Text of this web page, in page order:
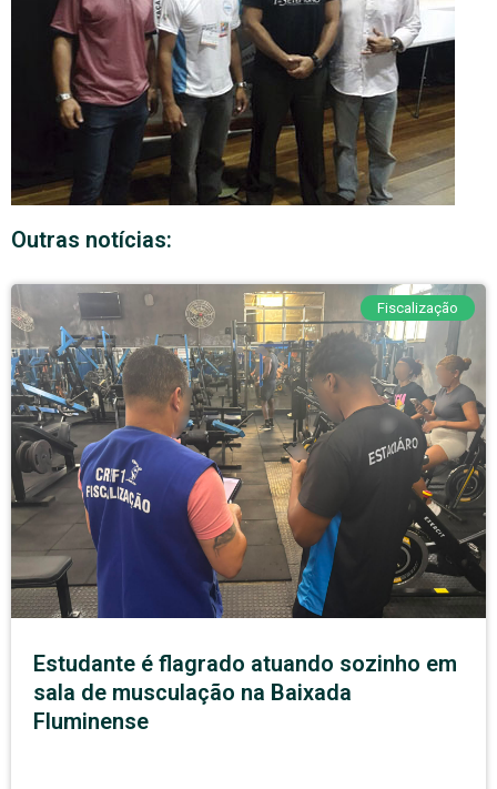
Outras notícias:
Fiscalização
Estudante é flagrado atuando sozinho em
sala de musculação na Baixada
Fluminense